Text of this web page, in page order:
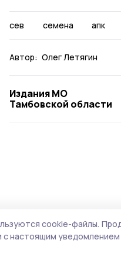
сев семена апк
Автор: Олег Летягин
Издания МО
Тамбовской области
cookie-файлы.
с настоящим уведомлением